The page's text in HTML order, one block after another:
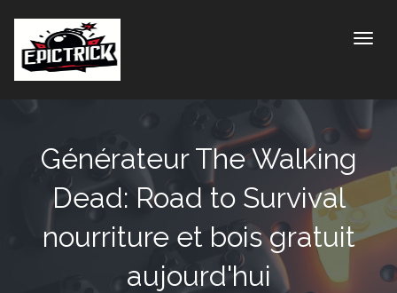
Générateur The Walking
Dead: Road to Survival
nourriture et bois gratuit
aujourd'hui